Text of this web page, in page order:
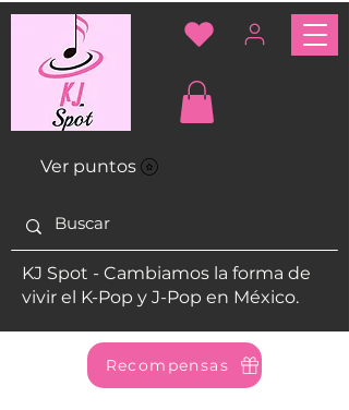
Ver puntos
KJ Spot - Cambiamos la forma de
vivir el K-Pop y J-Pop en México.
Recompensas